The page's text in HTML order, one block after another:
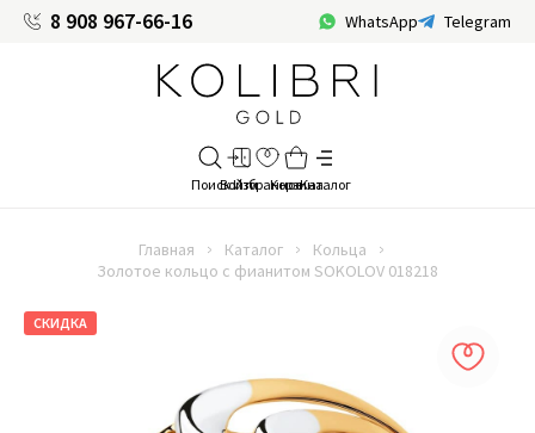
8 908 967-66-16 WhatsApp Telegram
Главная Каталог
Кольца
Золотое кольцо с фианитом SOKOLOV 018218
СКИДКА